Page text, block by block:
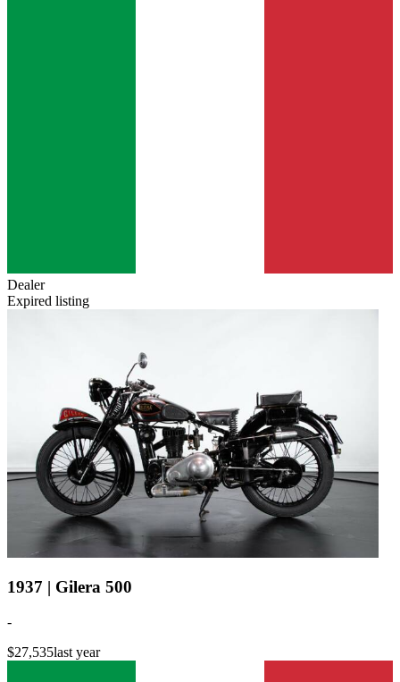
Dealer
Expired listing
1937 | Gilera 500
-
$27,535last year